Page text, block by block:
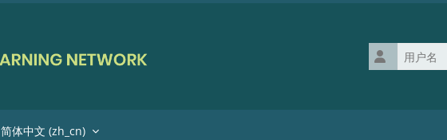
用户名
简体中文 ‎(zh_cn)‎